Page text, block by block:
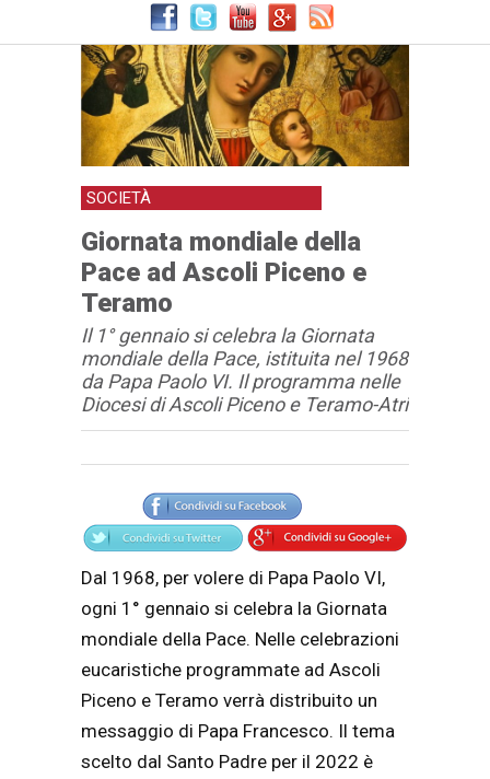
SOCIETÀ
Giornata mondiale della
Pace ad Ascoli Piceno e
Teramo
Il 1° gennaio si celebra la Giornata
mondiale della Pace, istituita nel 1968
da Papa Paolo VI. Il programma nelle
Diocesi di Ascoli Piceno e Teramo-Atri
Articolo
Testo articolo principale
Dal 1968, per volere di Papa Paolo VI,
ogni 1° gennaio si celebra la Giornata
mondiale della Pace. Nelle celebrazioni
eucaristiche programmate ad Ascoli
Piceno e Teramo verrà distribuito un
messaggio di Papa Francesco. Il tema
scelto dal Santo Padre per il 2022 è